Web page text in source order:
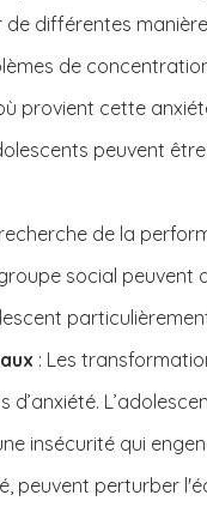
différentes
de
provient cette
peuvent
recherche de la
social
: Les
insécurité qui
peuvent perturber